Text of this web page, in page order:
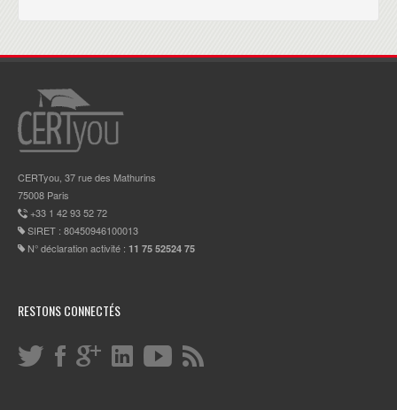
CERTyou, 37 rue des Mathurins
75008 Paris
+33 1 42 93 52 72
SIRET : 80450946100013
N° déclaration activité : 11 75 52524 75
RESTONS CONNECTÉS